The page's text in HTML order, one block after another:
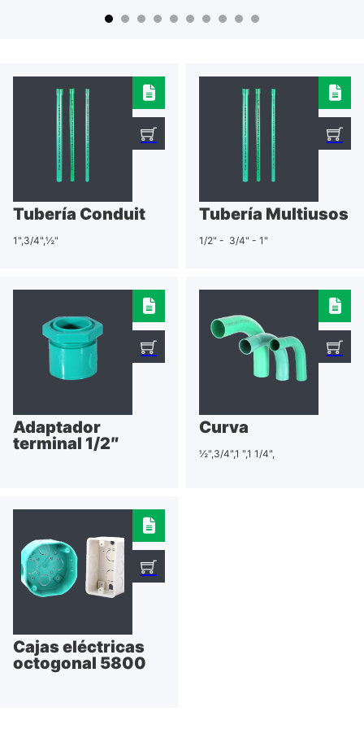
Tubería Conduit
1",3/4",½"
Tubería Multiusos
1/2" - 3/4" - 1"
Adaptador
terminal 1/2″
Curva
½",3/4",1 ",1 1/4",
Cajas eléctricas
octogonal 5800